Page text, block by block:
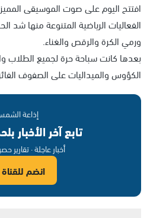
افتتح اليوم على صوت الموسيقى
الفعاليات الرياضية المتنوعة منها شد
ورمي الكرة والرقص والغناء.
بعدها كانت سباحة حرة لجميع الطلاب
الكؤوس والميداليات على الصفوف
إذاعة
تابع آخر الأخبار
أخبار عاجلة · تقارير
انضم